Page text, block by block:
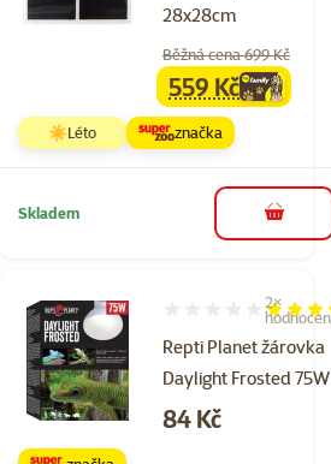
28x28cm
Běžná cena 699 Kč
familycena
559 Kč
☀️Léto značka
Skladem do
Repti Planet žárovka
Daylight Frosted 75W
Hodnocení 100%,
2×
Cena
84 Kč